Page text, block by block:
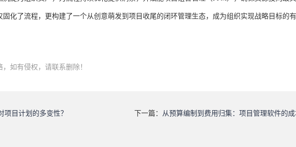
化了流程，更构建了一个从创意萌发到项目收尾的闭环管理生态，成为组织实现战略目标的
如有侵权，请联系删除！
目计划的多变性？ 下一篇： 从预算编制到费用归集：项目管理软件的